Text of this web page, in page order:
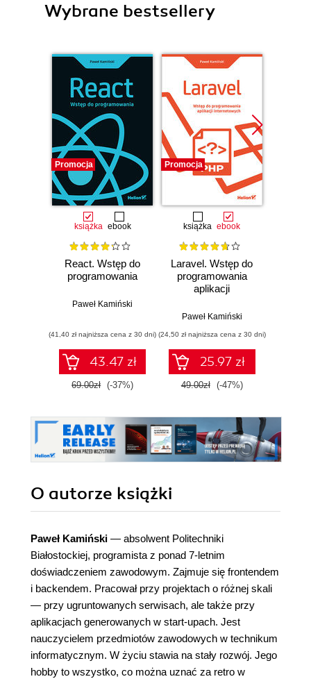
Wybrane bestsellery
Promocja
książka ebook
React. Wstęp do
programowania
Paweł Kamiński
(41,40 zł najniższa cena z 30 dni)
43.47 zł
69.00zł (-37%)
Promocja
książka ebook
Laravel. Wstęp do
programowania
aplikacji
Paweł Kamiński
(24,50 zł najniższa cena z 30 dni)
25.97 zł
49.00zł (-47%)
O autorze książki
Paweł Kamiński — absolwent Politechniki
Białostockiej, programista z ponad 7-letnim
doświadczeniem zawodowym. Zajmuje się frontendem
i backendem. Pracował przy projektach o różnej skali
— przy ugruntowanych serwisach, ale także przy
aplikacjach generowanych w start-upach. Jest
nauczycielem przedmiotów zawodowych w technikum
informatycznym. W życiu stawia na stały rozwój. Jego
hobby to wszystko, co można uznać za retro w